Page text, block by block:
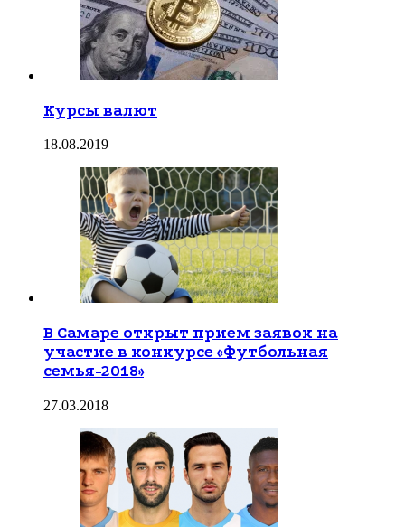
Курсы валют
18.08.2019
В Самаре открыт прием заявок на
участие в конкурсе «Футбольная
семья-2018»
27.03.2018